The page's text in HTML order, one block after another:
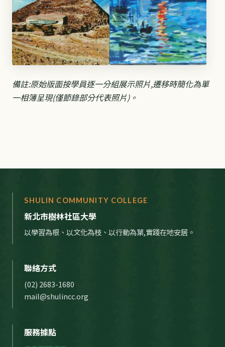
備註:原始版面按學員逐一分組展示照片,遷移時簡化為單
一相簿呈現(僅節錄部分代表照片)。
SHULIN COMMUNITY COLLEGE
新北市樹林社區大學
以學習為根、以文化為枝、以行動為葉,實踐在地安居。
聯絡方式
(02) 2683-1680
mail@shulincc.org
服務據點